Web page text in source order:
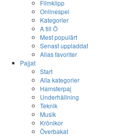
Filmklipp
Onlinespel
Kategorier
A till Ö
Mest populärt
Senast uppladdat
Allas favoriter
Pajjat
Start
Alla kategorier
Hamsterpaj
Underhållning
Teknik
Musik
Krönikor
Överbakat